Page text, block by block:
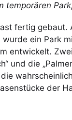
temporären
fertig gebaut.
ein Park
entwickelt.
und die
wahrscheinlich
der